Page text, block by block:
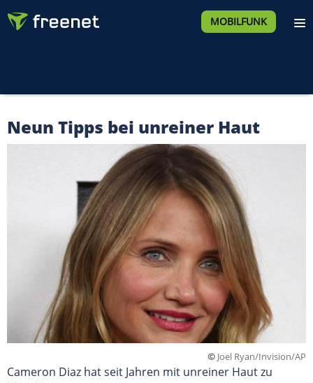
MOBILFUNK
Neun Tipps bei unreiner Haut
© Joel Ryan/Invision/AP
Cameron Diaz hat seit Jahren mit unreiner Haut zu